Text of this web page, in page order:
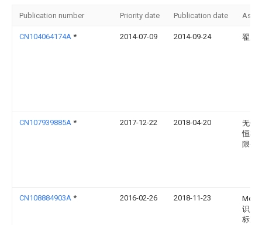
Publication number Priority date Publication date
CN104064174A * 2014-07-09 2014-09-24 翟玉
CN107939885A * 2017-12-22 2018-04-20
无锡
恒机
限公
CN108884903A * 2016-02-26 2018-11-23
识产
标准